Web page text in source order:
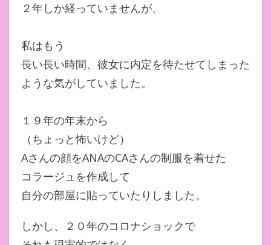
２年しか経っていませんが、
私はもう
長い長い時間、彼女に内定を待たせてしまった
ような気がしていました。
１９年の年末から
（ちょっと怖いけど）
Aさんの顔をANAのCAさんの制服を着せた
コラージュを作成して
自分の部屋に貼っていたりしました。
しかし、２０年のコロナショックで